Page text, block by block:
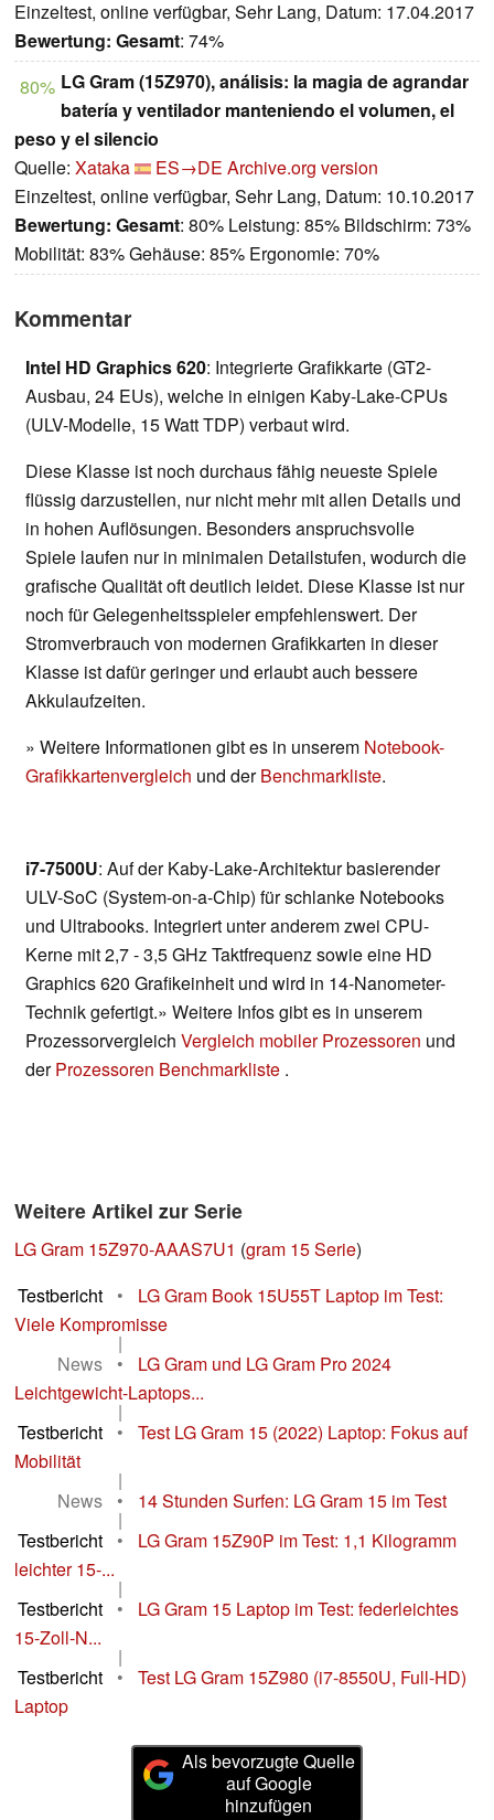
Einzeltest, online verfügbar, Sehr Lang, Datum: 17.04.2017
Bewertung: Gesamt: 74%
80% LG Gram (15Z970), análisis: la magia de agrandar
batería y ventilador manteniendo el volumen, el
peso y el silencio
Quelle: Xataka ES→DE Archive.org version
Einzeltest, online verfügbar, Sehr Lang, Datum: 10.10.2017
Bewertung: Gesamt: 80% Leistung: 85% Bildschirm: 73%
Mobilität: 83% Gehäuse: 85% Ergonomie: 70%
Kommentar
Intel HD Graphics 620: Integrierte Grafikkarte (GT2-
Ausbau, 24 EUs), welche in einigen Kaby-Lake-CPUs
(ULV-Modelle, 15 Watt TDP) verbaut wird.
Diese Klasse ist noch durchaus fähig neueste Spiele
flüssig darzustellen, nur nicht mehr mit allen Details und
in hohen Auflösungen. Besonders anspruchsvolle
Spiele laufen nur in minimalen Detailstufen, wodurch die
grafische Qualität oft deutlich leidet. Diese Klasse ist nur
noch für Gelegenheitsspieler empfehlenswert. Der
Stromverbrauch von modernen Grafikkarten in dieser
Klasse ist dafür geringer und erlaubt auch bessere
Akkulaufzeiten.
» Weitere Informationen gibt es in unserem Notebook-
Grafikkartenvergleich und derBenchmarkliste.
i7-7500U: Auf der Kaby-Lake-Architektur basierender
ULV-SoC (System-on-a-Chip) für schlanke Notebooks
und Ultrabooks. Integriert unter anderem zwei CPU-
Kerne mit 2,7 - 3,5 GHz Taktfrequenz sowie eine HD
Graphics 620 Grafikeinheit und wird in 14-Nanometer-
Technik gefertigt.» Weitere Infos gibt es in unserem
Prozessorvergleich Vergleich mobiler Prozessoren und
derProzessoren Benchmarkliste .
Weitere Artikel zur Serie
LG Gram 15Z970-AAAS7U1 (gram 15 Serie)
Testbericht
•
LG Gram Book 15U55T Laptop im Test:
Viele Kompromisse
|
News
•
LG Gram und LG Gram Pro 2024
Leichtgewicht-Laptops...
|
Testbericht
•
Test LG Gram 15 (2022) Laptop: Fokus auf
Mobilität
|
News
• 14 Stunden Surfen: LG Gram 15 im Test
|
Testbericht
•
LG Gram 15Z90P im Test: 1,1 Kilogramm
leichter 15-...
|
Testbericht
•
LG Gram 15 Laptop im Test: federleichtes
15-Zoll-N...
|
Testbericht
•
Test LG Gram 15Z980 (i7-8550U, Full-HD)
Laptop
Als bevorzugte Quelle
auf Google
hinzufügen